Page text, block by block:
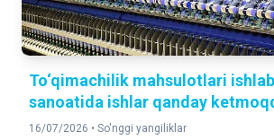
To‘qimachilik mahsulotlari
sanoatida ishlar qanday
16/07/2026 • So'nggi yangiliklar